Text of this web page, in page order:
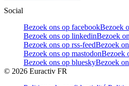
Social
Bezoek ons op facebookBezoek
Bezoek ons op linkedinBezoek
Bezoek ons op rss-feedBezoek
Bezoek ons op mastodonBezoek
Bezoek ons op blueskyBezoek
© 2026 Euractiv FR